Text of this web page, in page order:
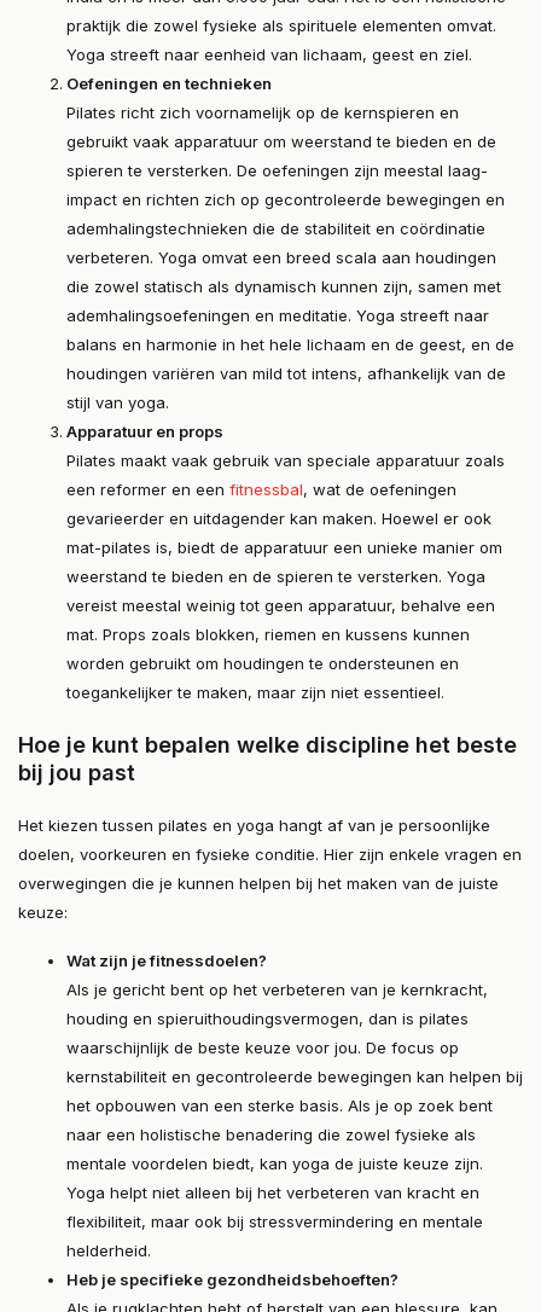
praktijk die zowel fysieke als spirituele elementen omvat.
Yoga streeft naar eenheid van lichaam, geest en ziel.
Oefeningen en technieken
Pilates richt zich voornamelijk op de kernspieren en
gebruikt vaak apparatuur om weerstand te bieden en de
spieren te versterken. De oefeningen zijn meestal laag-
impact en richten zich op gecontroleerde bewegingen en
ademhalingstechnieken die de stabiliteit en coördinatie
verbeteren. Yoga omvat een breed scala aan houdingen
die zowel statisch als dynamisch kunnen zijn, samen met
ademhalingsoefeningen en meditatie. Yoga streeft naar
balans en harmonie in het hele lichaam en de geest, en de
houdingen variëren van mild tot intens, afhankelijk van de
stijl van yoga.
Apparatuur en props
Pilates maakt vaak gebruik van speciale apparatuur zoals
een reformer en een fitnessbal, wat de oefeningen
gevarieerder en uitdagender kan maken. Hoewel er ook
mat-pilates is, biedt de apparatuur een unieke manier om
weerstand te bieden en de spieren te versterken. Yoga
vereist meestal weinig tot geen apparatuur, behalve een
mat. Props zoals blokken, riemen en kussens kunnen
worden gebruikt om houdingen te ondersteunen en
toegankelijker te maken, maar zijn niet essentieel.
Hoe je kunt bepalen welke discipline het beste
bij jou past
Het kiezen tussen pilates en yoga hangt af van je persoonlijke
doelen, voorkeuren en fysieke conditie. Hier zijn enkele vragen en
overwegingen die je kunnen helpen bij het maken van de juiste
keuze:
Wat zijn je fitnessdoelen?
Als je gericht bent op het verbeteren van je kernkracht,
houding en spieruithoudingsvermogen, dan is pilates
waarschijnlijk de beste keuze voor jou. De focus op
kernstabiliteit en gecontroleerde bewegingen kan helpen bij
het opbouwen van een sterke basis. Als je op zoek bent
naar een holistische benadering die zowel fysieke als
mentale voordelen biedt, kan yoga de juiste keuze zijn.
Yoga helpt niet alleen bij het verbeteren van kracht en
flexibiliteit, maar ook bij stressvermindering en mentale
helderheid.
Heb je specifieke gezondheidsbehoeften?